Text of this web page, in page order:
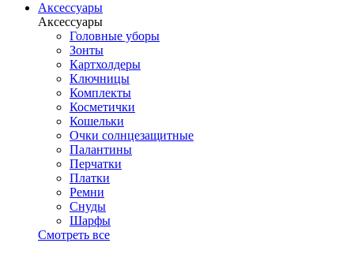
Аксессуары
Аксессуары
Головные уборы
Зонты
Картхолдеры
Ключницы
Комплекты
Косметички
Кошельки
Очки солнцезащитные
Палантины
Перчатки
Платки
Ремни
Снуды
Шарфы
Смотреть все